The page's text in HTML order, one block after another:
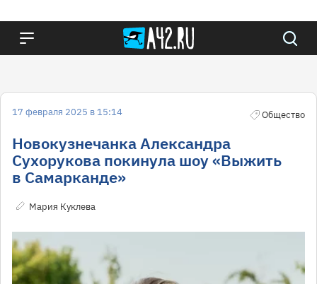
17 февраля 2025 в 15:14 Общество
Новокузнечанка Александра
Сухорукова покинула шоу «Выжить
в Самарканде»
Мария Куклева